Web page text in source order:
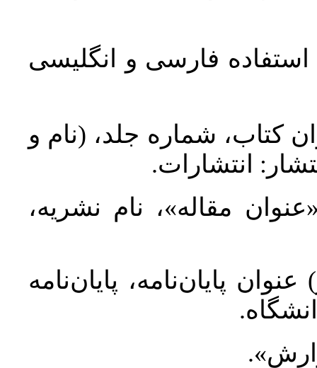
استفاده فارسی و انگلیسی
کتاب، شماره جلد، (نام و
انتشارات.
مقاله»، نام نشریه،
پایان‌نامه، پایان‌نامه